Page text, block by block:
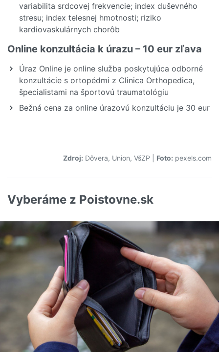
variabilita srdcovej frekvencie; index duševného
stresu; index telesnej hmotnosti; riziko
kardiovaskulárnych chorôb
Online konzultácia k úrazu – 10 eur zľava
Úraz Online je online služba poskytujúca odborné
konzultácie s ortopédmi z Clinica Orthopedica,
špecialistami na športovú traumatológiu
Bežná cena za online úrazovú konzultáciu je 30 eur
Zdroj: Dôvera, Union, VšZP Foto: pexels.com
Vyberáme z Poistovne.sk